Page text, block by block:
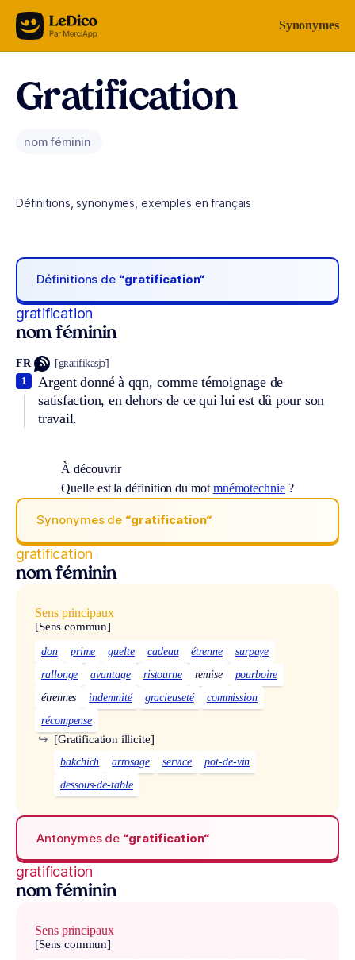
Aller au contenu Synonymes
Gratification
nom féminin
Définitions, synonymes, exemples en français
Définitions de “gratification“
gratification
nom féminin
FR [gʀatifikasjɔ̃]
Argent donné à qqn, comme témoignage de
satisfaction, en dehors de ce qui lui est dû pour son
travail.
1
À découvrir
Quelle est la définition du mot mnémotechnie?
Synonymes de “gratification“
gratification
nom féminin
Sens principaux
[Sens commun]
don prime guelte cadeau étrenne
surpaye
rallonge
avantage ristourne remise
pourboire
étrennes
indemnité gracieuseté
commission
récompense
[Gratification illicite]
↪
bakchich arrosage service
pot-de-vin
dessous-de-table
Antonymes de “gratification“
gratification
nom féminin
Sens principaux
[Sens commun]